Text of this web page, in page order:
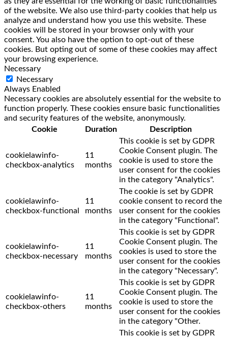
of the website. We also use third-party cookies that help us
analyze and understand how you use this website. These
cookies will be stored in your browser only with your
consent. You also have the option to opt-out of these
cookies. But opting out of some of these cookies may affect
your browsing experience.
Necessary
Necessary
Always Enabled
Necessary cookies are absolutely essential for the website to
function properly. These cookies ensure basic functionalities
and security features of the website, anonymously.
Cookie
Duration Description
cookielawinfo-
checkbox-analytics
11
months
This cookie is set by GDPR
Cookie Consent plugin. The
cookie is used to store the
user consent for the cookies
in the category "Analytics".
cookielawinfo-
checkbox-functional
11
months
The cookie is set by GDPR
cookie consent to record the
user consent for the cookies
in the category "Functional".
cookielawinfo-
checkbox-necessary
11
months
This cookie is set by GDPR
Cookie Consent plugin. The
cookies is used to store the
user consent for the cookies
in the category "Necessary".
cookielawinfo-
checkbox-others
11
months
This cookie is set by GDPR
Cookie Consent plugin. The
cookie is used to store the
user consent for the cookies
in the category "Other.
This cookie is set by GDPR